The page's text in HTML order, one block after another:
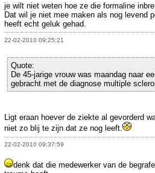
je wilt niet weten hoe ze die formaline
Dat wil je niet mee maken als nog levend
heeft echt geluk gehad.
22-02-2010 09:25:21
Quote:
De 45-jarige vrouw was maandag naar
gebracht met de diagnose multiple
Ligt eraan hoever de ziekte al gevorderd
niet zo blij te zijn dat ze nog leeft.
22-02-2010 09:37:59
denk dat die medewerker van de